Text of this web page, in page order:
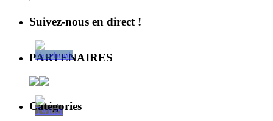
Suivez-nous en direct !
PARTENAIRES
Catégories